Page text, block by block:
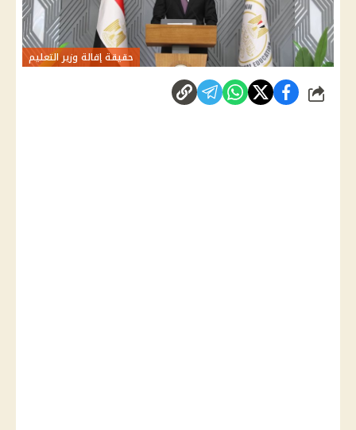
حقيقة إقالة وزير التعليم
شارك